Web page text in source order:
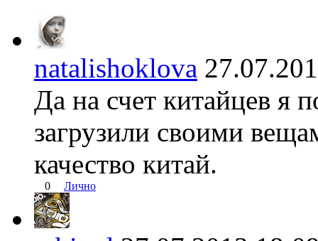
natalishoklova
Да на счет китайцев я
загрузили своими
качество китай.
0 Лично